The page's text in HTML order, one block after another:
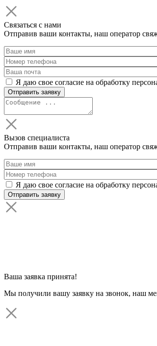
Связаться с нами
Отправив ваши контакты, наш оператор
Я даю свое согласие на обработку
Вызов специалиста
Отправив ваши контакты, наш оператор
Я даю свое согласие на обработку
Ваша заявка принята!
Мы получили вашу заявку на звонок, наш